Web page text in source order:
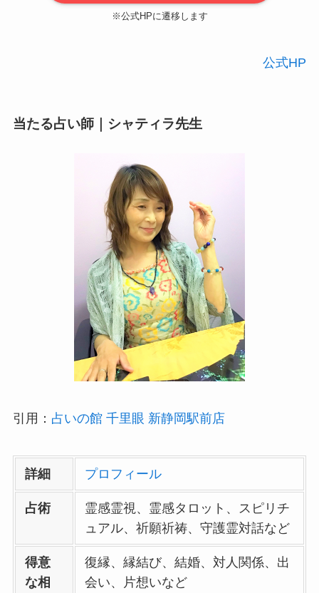
※公式HPに遷移します
公式HP
当たる占い師｜シャティラ先生
引用： 占いの館 千里眼 新静岡駅前店
詳細 プロフィール
占術
霊感霊視、霊感タロット、スピリチ
ュアル、祈願祈祷、守護霊対話など
得意
な相
復縁、縁結び、結婚、対人関係、出
会い、片想いなど